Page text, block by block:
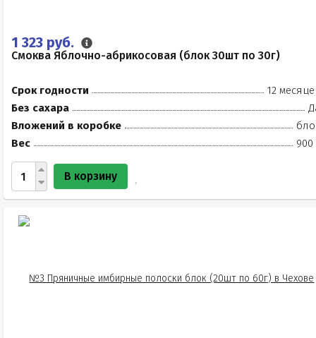
1 323 руб.
Смоква Яблочно-абрикосовая (блок 30шт по 30г)
Срок годности
12
Без сахара
Вложений в коробке
Вес
900
В корзину